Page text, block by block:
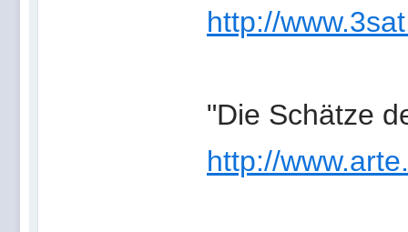
http://
"Die Schätze
http://